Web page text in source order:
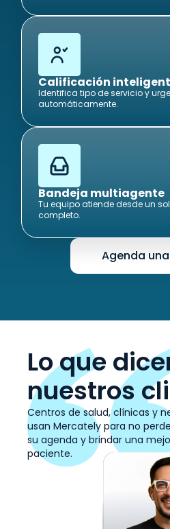
Calificación
Identifica tipo de servicio y
automáticamente.
Bandeja multiagente
Tu equipo atiende desde un
completo.
Agenda
Lo que
nuestros
Centros de salud, clínicas y
usan Mercately para no
su agenda y brindar una
paciente.